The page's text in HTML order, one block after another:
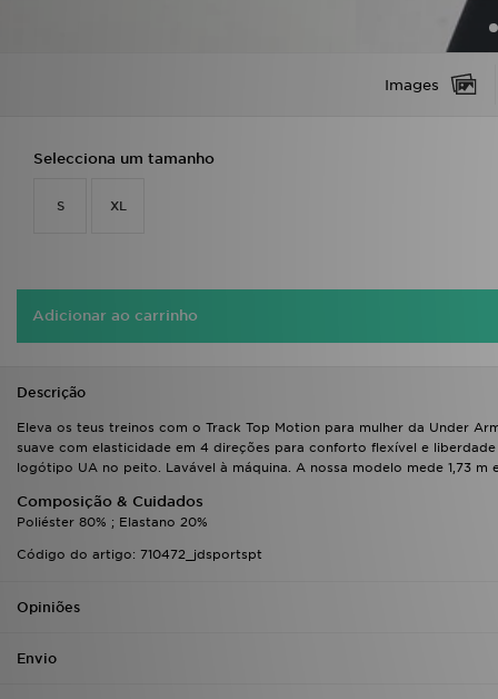
Images
Selecciona um tamanho
S XL
Adicionar ao carrinho
Descrição
Eleva os teus treinos com o Track Top Motion para mulher da Under
suave com elasticidade em 4 direções para conforto flexível e
logótipo UA no peito. Lavável à máquina. A nossa modelo mede 1,73 m
Composição & Cuidados
Poliéster 80% ; Elastano 20%
Código do artigo: 710472_jdsportspt
Opiniões
Envio